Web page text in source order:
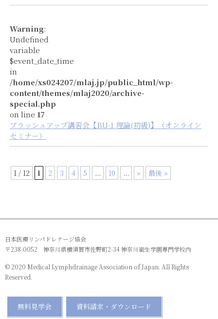
Warning:
Undefined
variable
$event_date_time
in
/home/xs024207/mlaj.jp/public_html/wp-
content/themes/mlaj2020/archive-
special.php
on line 17
ブラッシュアップ講習会【BU-1 理論(初級)】（オンライン
セミナー）
1 / 12 1 2 3 4 5 ... 10 ... » 最後 »
日本医療リンパドレナージ協会
〒238-0052 神奈川県横須賀市佐野町2-34 神奈川衛生学園専門学校内
© 2020 Medical Lymphdrainage Association of Japan. All Rights
Reserved.
無料見学会 資料請求・ダウンロード